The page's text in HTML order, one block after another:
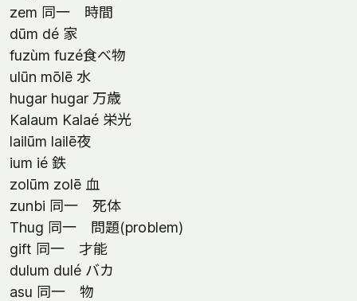
zem 同一 時間
dūm dé 家
fuzùm fuzé食べ物
ulūn mōlē 水
hugar hugar 万歳
Kalaum Kalaé 栄光
lailūm lailē夜
ium ié 鉄
zolūm zolē 血
zunbi 同一 死体
Thug 同一 問題(problem)
gift 同一 才能
dulum dulé バカ
asu 同一 物